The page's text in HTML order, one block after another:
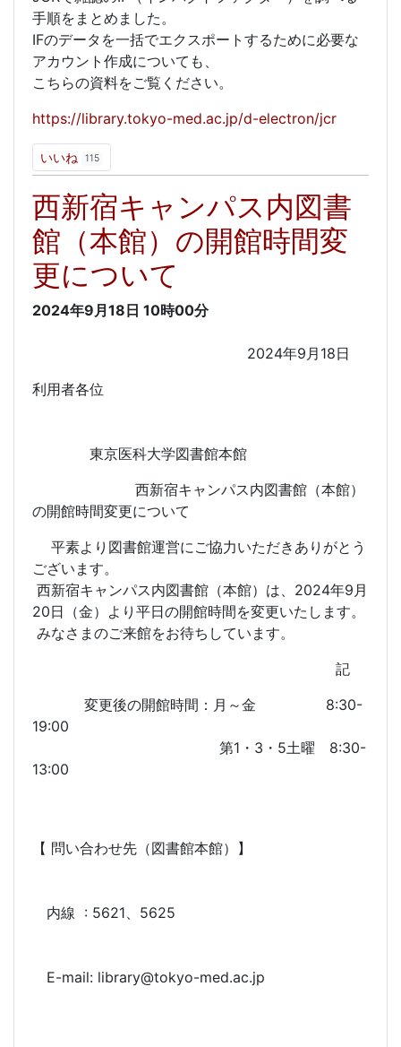
手順をまとめました。
IFのデータを一括でエクスポートするために必要な
アカウント作成についても、
こちらの資料をご覧ください。
https://library.tokyo-med.ac.jp/d-electron/jcr
いいね 115
西新宿キャンパス内図書
館（本館）の開館時間変
更について
2024年9月18日 10時00分
2024年9月18日
利用者各位
東京医科大学図書館本館
西新宿キャンパス内図書館（本館）
の開館時間変更について
平素より図書館運営にご協力いただきありがとう
ございます。
西新宿キャンパス内図書館（本館）は、2024年9月
20日（金）より平日の開館時間を変更いたします。
みなさまのご来館をお待ちしています。
記
変更後の開館時間：月～金 8:30-
19:00
第1・3・5土曜 8:30-
13:00
【 問い合わせ先（図書館本館）】
内線 : 5621、5625
E-mail: library@tokyo-med.ac.jp